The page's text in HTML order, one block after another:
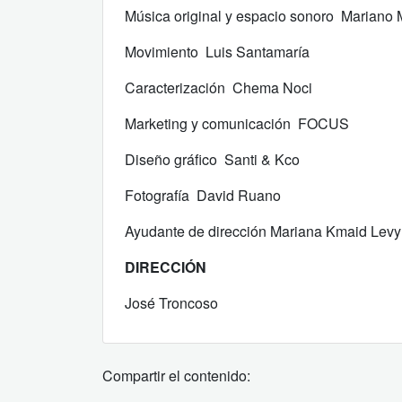
Música original y espacio sonoro Mariano
Movimiento Luis Santamaría
Caracterización Chema Noci
Marketing y comunicación FOCUS
Diseño gráfico Santi & Kco
Fotografía David Ruano
Ayudante de dirección Mariana Kmaid Levy
DIRECCIÓN
José Troncoso
Compartir el contenido: